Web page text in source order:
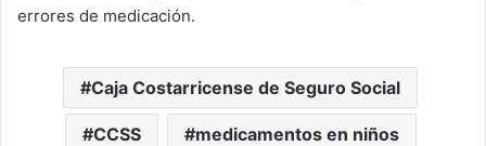
errores de medicación.
Caja Costarricense de Seguro Social
CCSS medicamentos en niños